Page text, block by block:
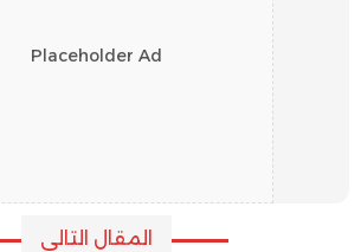
Placeholder Ad
المقال التالي